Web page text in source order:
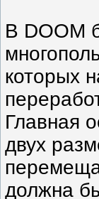
В DOOM
которых
Главная
двух
должна